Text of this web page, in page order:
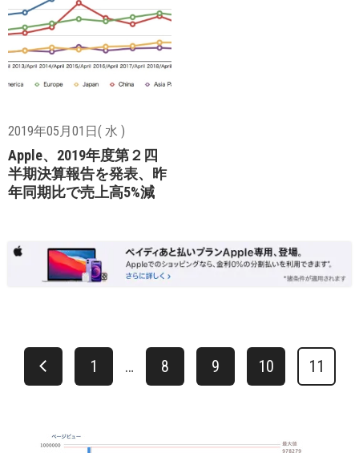
2019年05月01日( 水 )
Apple、2019年度第２四
半期決算報告を発表、昨
年同期比で売上高5%減
1 … 8 9 10 11